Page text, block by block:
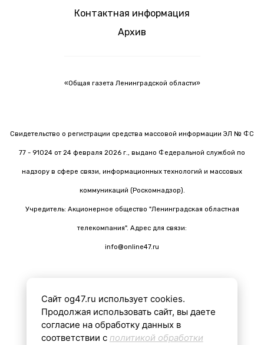
Контактная информация
Архив
«Общая газета Ленинградской области»
Свидетельство о регистрации средства массовой информации ЭЛ № ФС
77 - 91024 от 24 февраля 2026 г., выдано Федеральной службой по
надзору в сфере связи, информационных технологий и массовых
коммуникаций (Роскомнадзор).
Учредитель: Акционерное общество "Ленинградская областная
телекомпания". Адрес для связи:
info@online47.ru
Все материалы на сайте подготовлены с помощью ИИ
Сайт og47.ru использует cookies.
Продолжая использовать сайт, вы даете
согласие на обработку данных в
соответствии с политикой обработки